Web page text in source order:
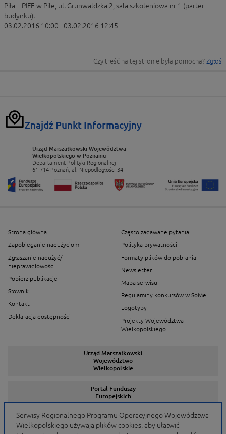
Piła – PIFE w Pile, ul. Grunwaldzka 2, sala szkoleniowa nr 1 (parter
budynku).
03.02.2016 10:00 - 03.02.2016 12:45
Czy treść na tej stronie była pomocna? Zgłoś
Znajdź Punkt Informacyjny
Urząd Marszałkowski Województwa
Wielkopolskiego w Poznaniu
Departament Polityki Regionalnej
61-714 Poznań, al. Niepodległości 34
Strona główna
Zapobieganie nadużyciom
Zgłaszanie nadużyć/
nieprawidłowości
Pobierz publikacje
Słownik
Kontakt
Deklaracja dostępności
Często zadawane pytania
Polityka prywatności
Formaty plików do pobrania
Newsletter
Mapa serwisu
Regulaminy konkursów w SoMe
Logotypy
Projekty Województwa
Wielkopolskiego
Urząd Marszałkowski
Województwo
Wielkopolskie
Portal Funduszy
Europejskich
Serwisy Programów
Serwisy Regionalnego Programu Operacyjnego Województwa
Wielkopolskiego używają plików cookies, aby ułatwić